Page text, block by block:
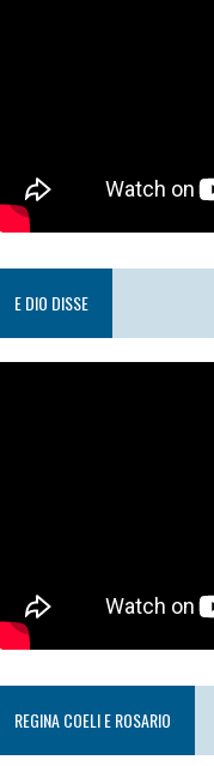
E DIO DISSE
REGINA COELI E ROSARIO